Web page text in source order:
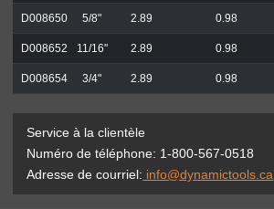
D008650 5/8" 2.89 0.98
D008652 11/16" 2.89 0.98
D008654 3/4" 2.89 0.98
Service à la clientèle
Numéro de téléphone: 1-800-567-0518
Adresse de courriel: info@dynamictools.ca